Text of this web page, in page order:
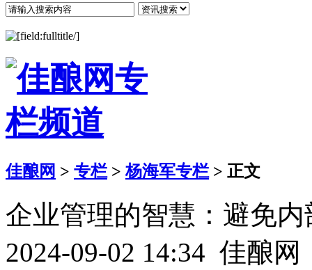
佳酿网 > 专栏 >杨海军专栏 > 正文
企业管理的智慧：避免
2024-09-02 14:34 佳酿